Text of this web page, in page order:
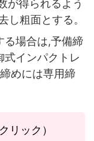
が得られるよう
し粗面とする。
る場合は,予備締
式インパクトレ
めには専用締
リック）